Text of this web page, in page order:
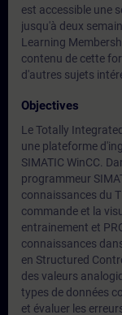
est accessible une
jusqu'à deux
Learning
contenu de cette
d'autres sujets
Objectives
Le Totally
une plateforme
SIMATIC WinCC.
programmeur
connaissances du
commande et la
entrainement et
connaissances
en Structured
des valeurs
types de données
et évaluer les